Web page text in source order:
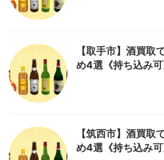
【取手市】酒買取
め4選《持ち込み可
【筑西市】酒買取
め4選《持ち込み可